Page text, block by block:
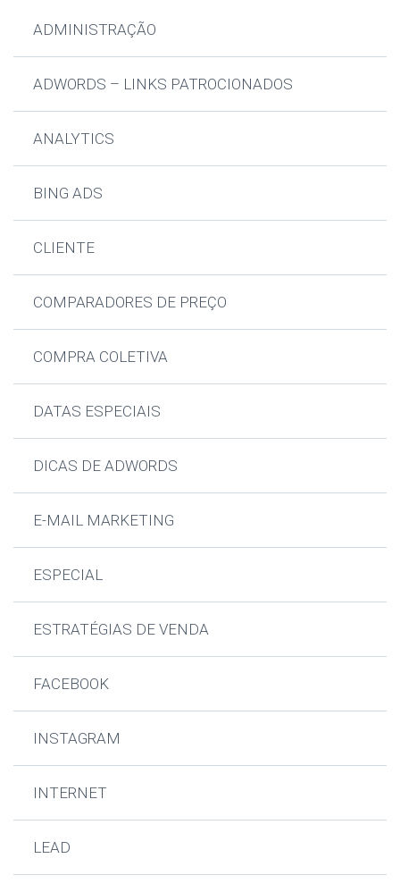
ADMINISTRAÇÃO
ADWORDS – LINKS PATROCIONADOS
ANALYTICS
BING ADS
CLIENTE
COMPARADORES DE PREÇO
COMPRA COLETIVA
DATAS ESPECIAIS
DICAS DE ADWORDS
E-MAIL MARKETING
ESPECIAL
ESTRATÉGIAS DE VENDA
FACEBOOK
INSTAGRAM
INTERNET
LEAD